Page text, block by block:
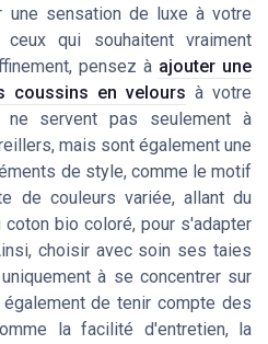
sensation de luxe à votre
ceux qui souhaitent vraiment
pensez à ajouter une
coussins en velours à votre
servent pas seulement à
mais sont également une
de style, comme le motif
de couleurs variée, allant du
bio coloré, pour s'adapter
choisir avec soin ses taies
à se concentrer sur
de tenir compte des
la facilité d'entretien, la